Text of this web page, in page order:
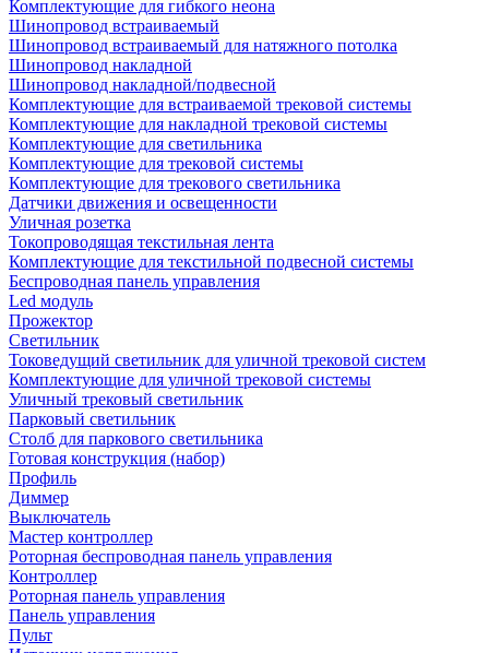
Комплектующие для гибкого неона
Шинопровод встраиваемый
Шинопровод встраиваемый для натяжного потолка
Шинопровод накладной
Шинопровод накладной/подвесной
Комплектующие для встраиваемой трековой системы
Комплектующие для накладной трековой системы
Комплектующие для светильника
Комплектующие для трековой системы
Комплектующие для трекового светильника
Датчики движения и освещенности
Уличная розетка
Токопроводящая текстильная лента
Комплектующие для текстильной подвесной системы
Беспроводная панель управления
Led модуль
Прожектор
Светильник
Токоведущий светильник для уличной трековой систем
Комплектующие для уличной трековой системы
Уличный трековый светильник
Парковый светильник
Столб для паркового светильника
Готовая конструкция (набор)
Профиль
Диммер
Выключатель
Мастер контроллер
Роторная беспроводная панель управления
Контроллер
Роторная панель управления
Панель управления
Пульт